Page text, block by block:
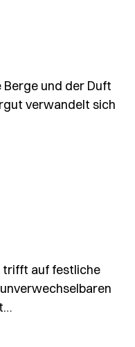
und der Duft
verwandelt sich
trifft auf festliche